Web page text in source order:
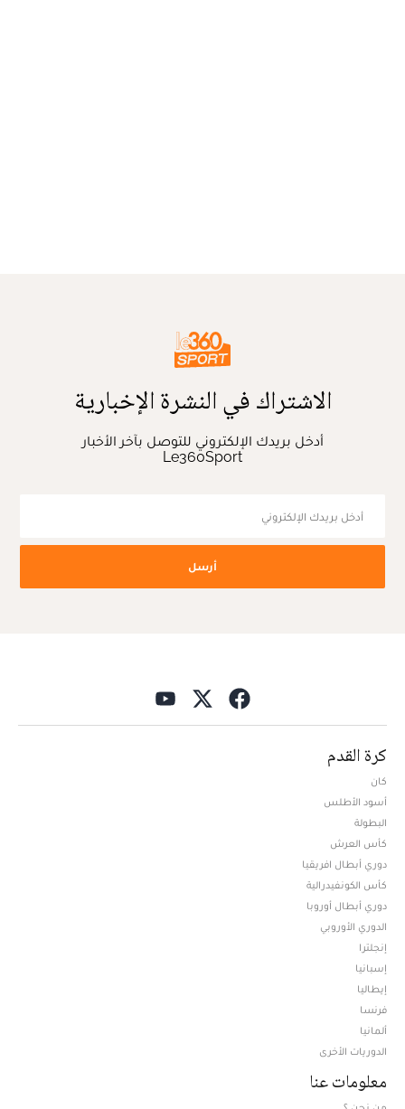
الاشتراك في النشرة الإخبارية
أدخل بريدك الإلكتروني للتوصل بآخر الأخبار
Le360Sport
أرسل
كرة القدم
كان
أسود الأطلس
البطولة
كأس العرش
دوري أبطال افريقيا
كأس الكونفيدرالية
دوري أبطال أوروبا
الدوري الأوروبي
إنجلترا
إسبانيا
إيطاليا
فرنسا
ألمانيا
الدوريات الأخرى
معلومات عنا